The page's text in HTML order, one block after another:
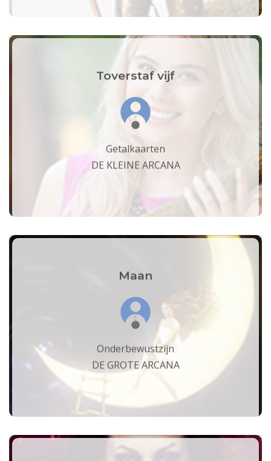
Toverstaf vijf
Getalkaarten
DE KLEINE ARCANA
Maan
Onderbewustzijn
DE GROTE ARCANA